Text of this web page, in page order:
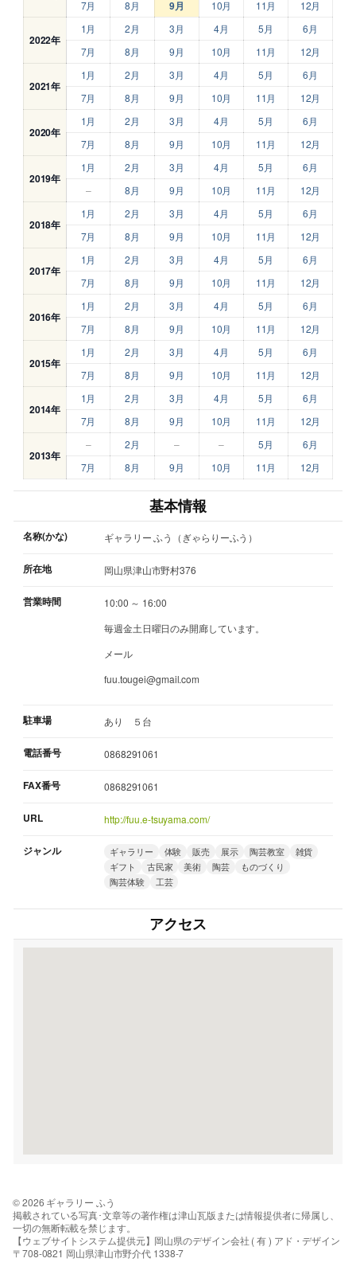
7月
8月 9月 10月 11月 12月
2022年
1月 2月 3月 4月 5月
6月
7月
8月 9月 10月 11月 12月
2021年
1月 2月 3月 4月 5月
6月
7月
8月 9月 10月 11月 12月
2020年
1月 2月 3月 4月 5月
6月
7月
8月 9月 10月 11月 12月
2019年
1月 2月 3月 4月 5月
6月
–
8月 9月 10月 11月 12月
2018年
1月 2月 3月 4月 5月
6月
7月
8月 9月 10月 11月 12月
2017年
1月 2月 3月 4月 5月
6月
7月
8月 9月 10月 11月 12月
2016年
1月 2月 3月 4月 5月
6月
7月
8月 9月 10月 11月 12月
2015年
1月 2月 3月 4月 5月
6月
7月
8月 9月 10月 11月 12月
2014年
1月 2月 3月 4月 5月
6月
7月
8月 9月 10月 11月 12月
2013年
– 2月 – – 5月
6月
7月
8月 9月 10月 11月 12月
基本情報
名称(かな) ギャラリー ふう（ぎゃらりーふう）
所在地 岡山県津山市野村376
営業時間
10:00 ～ 16:00
毎週金土日曜日のみ開廊しています。
メール
fuu.tougei@gmail.com
駐車場 あり ５台
電話番号 0868291061
FAX番号 0868291061
URL http://fuu.e-tsuyama.com/
ジャンル ギャラリー 体験 販売 展示 陶芸教室
雑貨
ギフト
古民家 美術 陶芸
ものづくり
陶芸体験
工芸
アクセス
© 2026 ギャラリー ふう
掲載されている写真･文章等の著作権は津山瓦版または情報提供者に帰属し、
一切の無断転載を禁じます。
【ウェブサイトシステム提供元】岡山県のデザイン会社 ( 有 ) アド・デザイン
〒708-0821 岡山県津山市野介代 1338-7